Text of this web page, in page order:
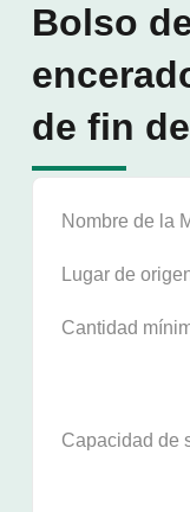
Bolso
de fin
Nombre de la
Lugar de
Cantidad
Capacidad de